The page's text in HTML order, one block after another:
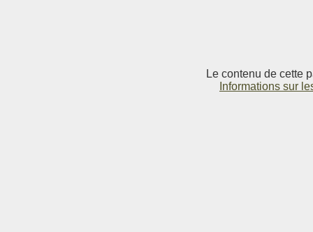
Le contenu de cette
Informations sur